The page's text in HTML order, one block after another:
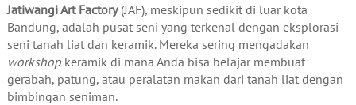
Jatiwangi Art Factory(JAF), meskipun sedikit di luar kota
Bandung, adalah pusat seni yang terkenal dengan eksplorasi
seni tanah liat dan keramik. Mereka sering mengadakan
workshopkeramik di mana Anda bisa belajar membuat
gerabah, patung, atau peralatan makan dari tanah liat dengan
bimbingan seniman.